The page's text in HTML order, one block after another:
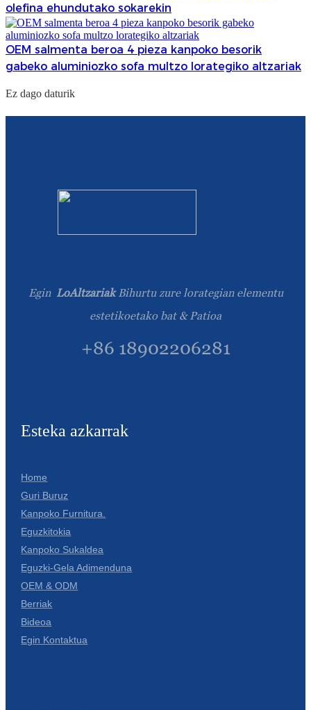
olefina ehundutako sokarekin
OEM salmenta beroa 4 pieza kanpoko besorik
gabeko aluminiozko sofa multzo lorategiko altzariak
Ez dago daturik
Egin LoAltzariakBihurtu zure lorategian elementu
estetikoetako bat & Patioa
+86 18902206281
Esteka azkarrak
Home
Guri Buruz
Kanpoko Furnitura.
Eguzkitokia
Kanpoko Sukaldea
Eguzki-Gela Adimenduna
OEM & ODM
Berriak
Bideoa
Egin Kontaktua